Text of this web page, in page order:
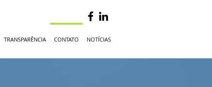
TRANSPARÊNCIA CONTATO NOTÍCIAS